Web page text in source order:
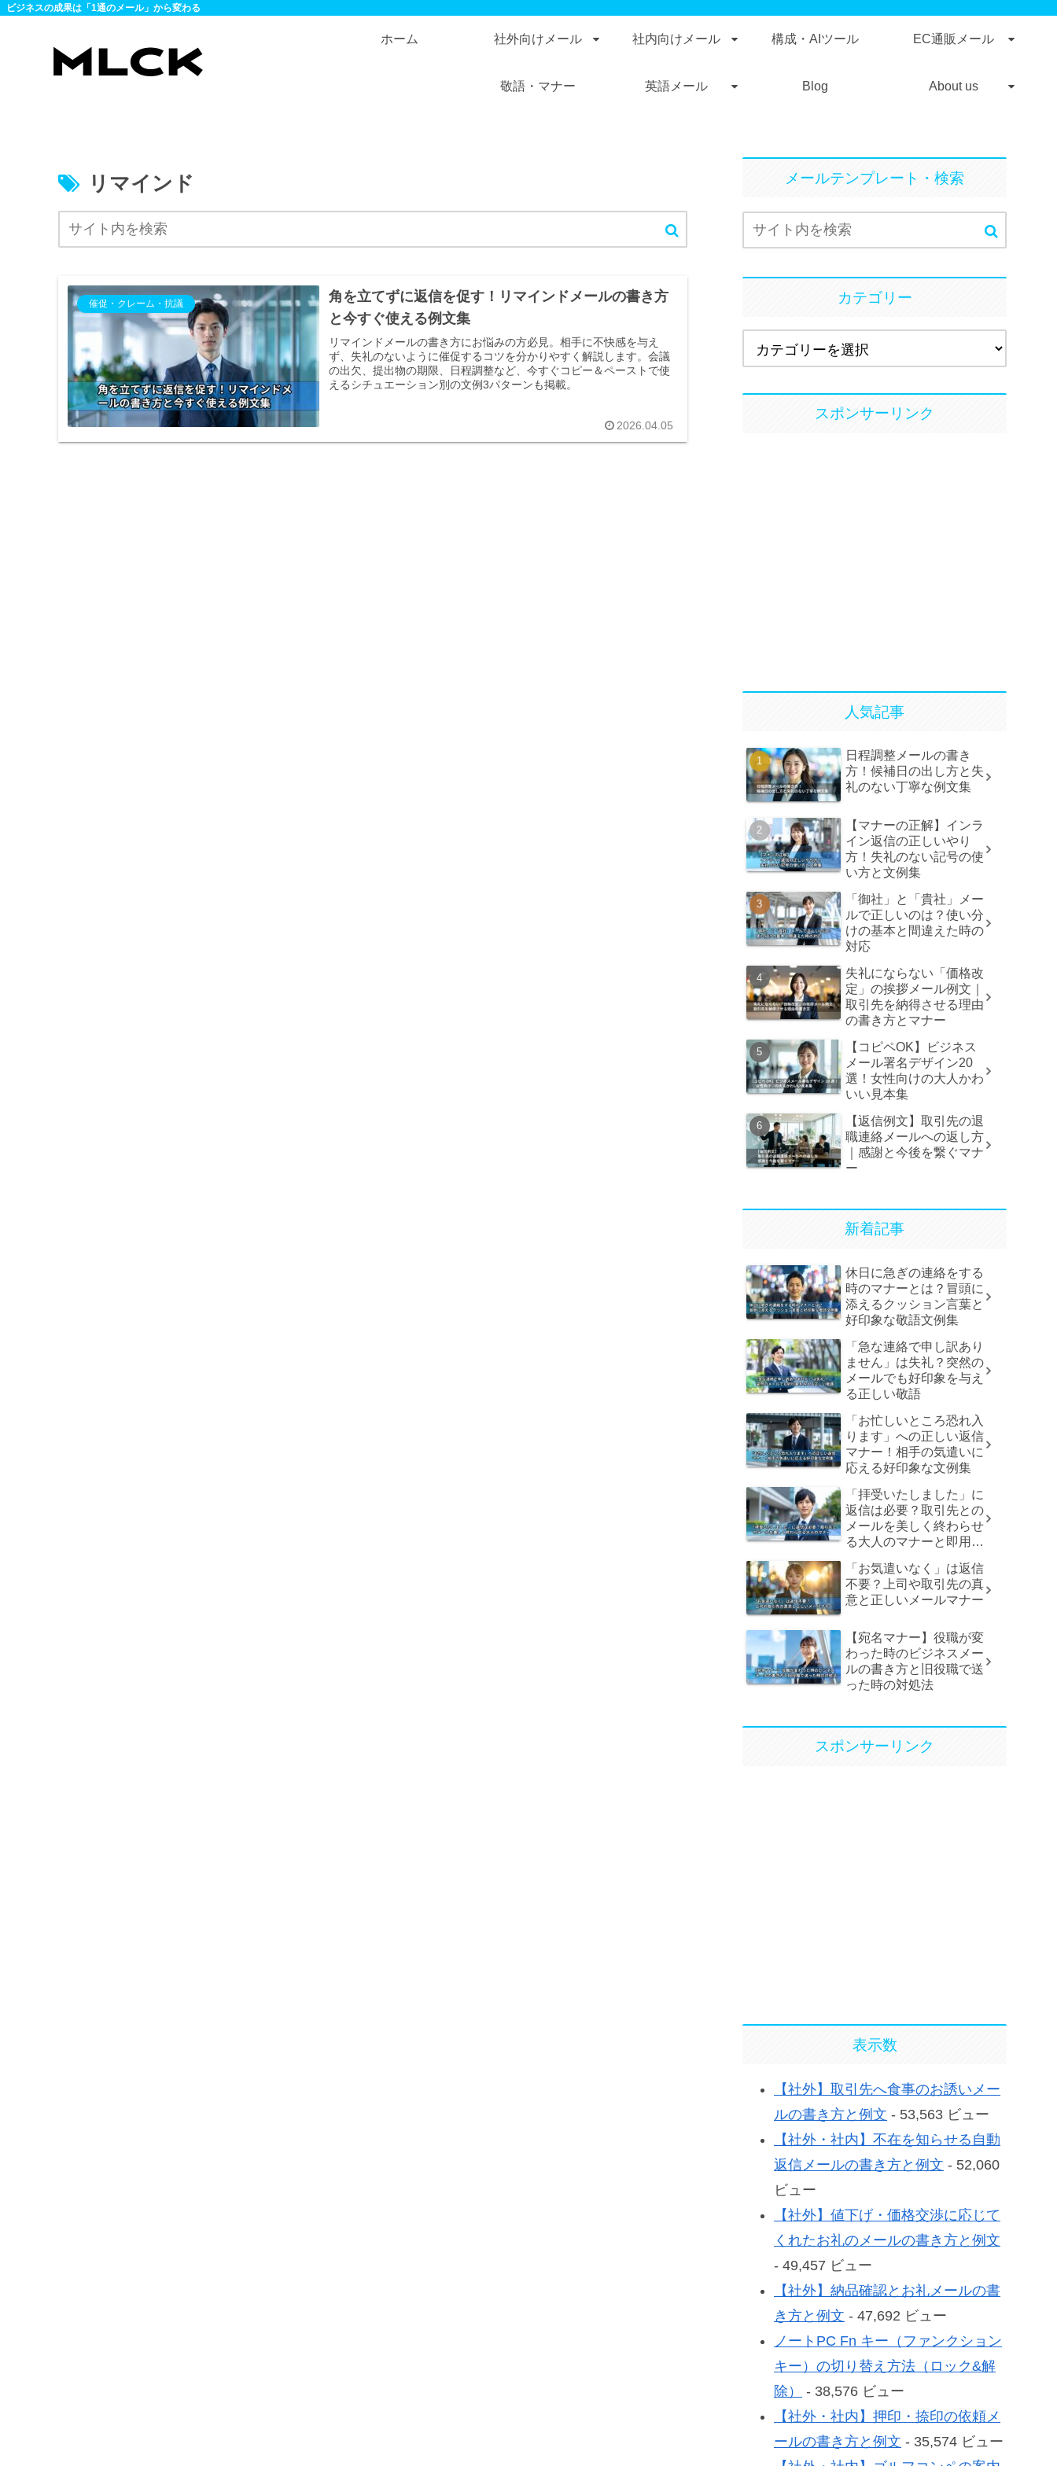
ビジネスの成果は「1通のメール」から変わる
ホーム 社外向けメール 社内向けメール 構成・AIツール EC通販メール
敬語・マナー 英語メール Blog About us
リマインド
催促・クレーム・抗議
角を立てずに返信を促す！リマインドメールの書き方
と今すぐ使える例文集
リマインドメールの書き方にお悩みの方必見。相手に不快感を与え
ず、失礼のないように催促するコツを分かりやすく解説します。会議
の出欠、提出物の期限、日程調整など、今すぐコピー＆ペーストで使
えるシチュエーション別の文例3パターンも掲載。
2026.04.05
メールテンプレート・検索
カテゴリー
スポンサーリンク
人気記事
日程調整メールの書き
方！候補日の出し方と失
礼のない丁寧な例文集
【マナーの正解】インラ
イン返信の正しいやり
方！失礼のない記号の使
い方と文例集
「御社」と「貴社」メー
ルで正しいのは？使い分
けの基本と間違えた時の
対応
失礼にならない「価格改
定」の挨拶メール例文｜
取引先を納得させる理由
の書き方とマナー
【コピペOK】ビジネス
メール署名デザイン20
選！女性向けの大人かわ
いい見本集
【返信例文】取引先の退
職連絡メールへの返し方
｜感謝と今後を繋ぐマナ
ー
新着記事
休日に急ぎの連絡をする
時のマナーとは？冒頭に
添えるクッション言葉と
好印象な敬語文例集
「急な連絡で申し訳あり
ません」は失礼？突然の
メールでも好印象を与え
る正しい敬語
「お忙しいところ恐れ入
ります」への正しい返信
マナー！相手の気遣いに
応える好印象な文例集
「拝受いたしました」に
返信は必要？取引先との
メールを美しく終わらせ
る大人のマナーと即用文
「お気遣いなく」は返信
不要？上司や取引先の真
意と正しいメールマナー
【宛名マナー】役職が変
わった時のビジネスメー
ルの書き方と旧役職で送
った時の対処法
スポンサーリンク
表示数
【社外】取引先へ食事のお誘いメー
ルの書き方と例文 - 53,563 ビュー
【社外・社内】不在を知らせる自動
返信メールの書き方と例文 - 52,060
ビュー
【社外】値下げ・価格交渉に応じて
くれたお礼のメールの書き方と例文
- 49,457 ビュー
【社外】納品確認とお礼メールの書
き方と例文 - 47,692 ビュー
ノートPC Fn キー（ファンクション
キー）の切り替え方法（ロック&解
除）
- 38,576 ビュー
【社外・社内】押印・捺印の依頼メ
ールの書き方と例文 - 35,574 ビュー